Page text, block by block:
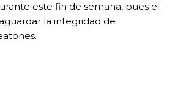
este fin de semana, pues el
la integridad de